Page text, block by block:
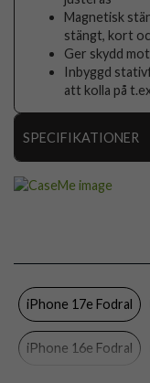
Magnetisk
stängt, kort
Ger skydd
Inbyggd
att kolla på
SPECIFIKATIONER
Färg
iPhone 17e Fodral
iPhone 16e Fodral